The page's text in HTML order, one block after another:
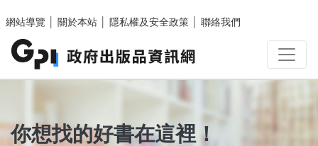
網站導覽
關於本站 隱私權及安全政策 聯絡我們
你想找的好書在這裡！